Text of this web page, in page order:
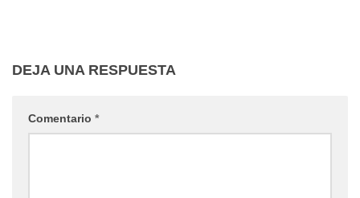
DEJA UNA RESPUESTA
Comentario *